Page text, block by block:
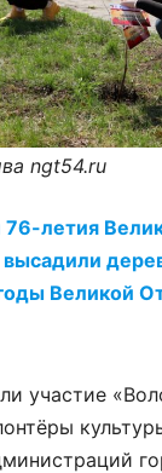
ngt54.ru
76-летия
Великой
участие